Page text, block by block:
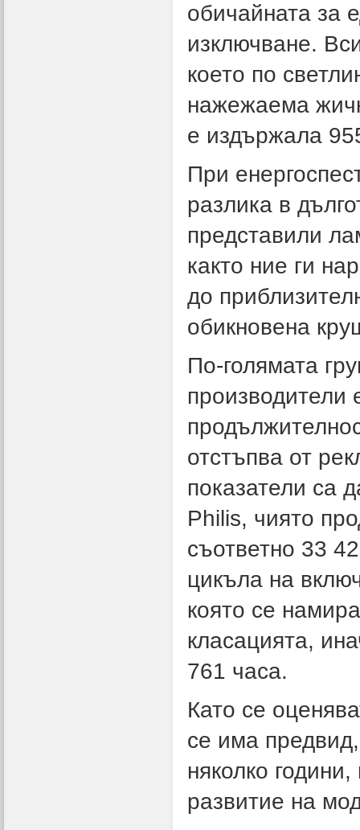
обичайната за
изключване.
което по
нажежаема
е издържала
При
разлика в
представили
както ние ги
до
обикновена
По-голямата
производители
отстъпва от
показатели са
Philis, чиято
съответно 33
цикъла на
която се
класацията,
761 часа.
Като се
се има
няколко
развитие на